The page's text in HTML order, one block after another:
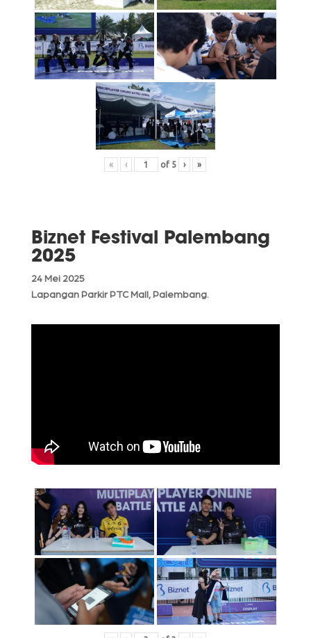
« ‹ of 5 › »
Biznet Festival Palembang
2025
24 Mei 2025
Lapangan Parkir PTC Mall, Palembang.